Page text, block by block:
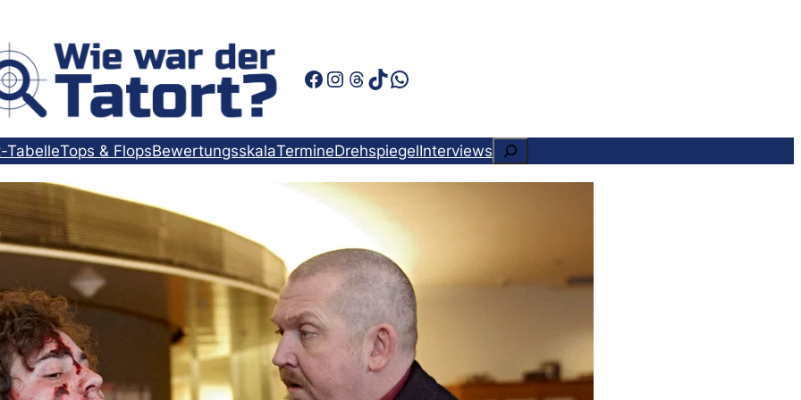
Facebook
Instagram
Threads
TikTok
WhatsApp
TabelleTops & FlopsBewertungsskalaTermineDrehspiegelInterviewsSuchen